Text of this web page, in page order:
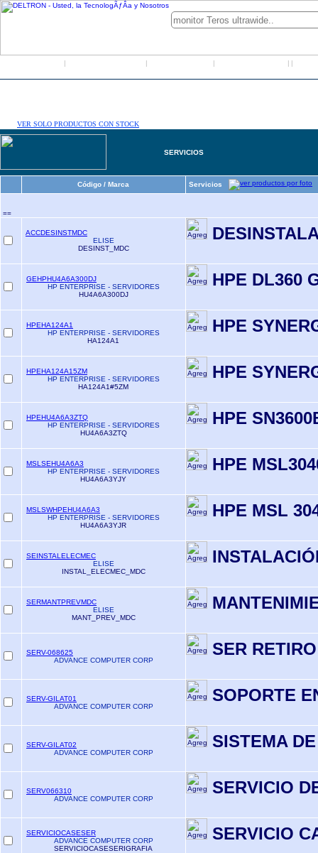
| | | | |
VER SOLO PRODUCTOS CON STOCK
SERVICIOS
Código / Marca Servicios
==
ACCDESINSTMDC
ELISE
DESINST_MDC
GEHPHU4A6A300DJ
HP ENTERPRISE - SERVIDORES
HU4A6A300DJ
HPE DL360
HPEHA124A1
HP ENTERPRISE - SERVIDORES
HA124A1
HPE
HPEHA124A15ZM
HP ENTERPRISE - SERVIDORES
HA124A1#5ZM
HPE
HPEHU4A6A3ZTQ
HP ENTERPRISE - SERVIDORES
HU4A6A3ZTQ
HPE
MSLSEHU4A6A3
HP ENTERPRISE - SERVIDORES
HU4A6A3YJY
HPE
MSLSWHPEHU4A6A3
HP ENTERPRISE - SERVIDORES
HU4A6A3YJR
HPE MSL
SEINSTALELECMEC
ELISE
INSTAL_ELECMEC_MDC
SERMANTPREVMDC
ELISE
MANT_PREV_MDC
SERV-068625
ADVANCE COMPUTER CORP
SER
SERV-GILAT01
ADVANCE COMPUTER CORP
SOPORTE
SERV-GILAT02
ADVANCE COMPUTER CORP
SISTEMA
SERV066310
ADVANCE COMPUTER CORP
SERVICIO
SERVICIOCASESER
ADVANCE COMPUTER CORP
SERVICIOCASESERIGRAFIA
SERVICIO